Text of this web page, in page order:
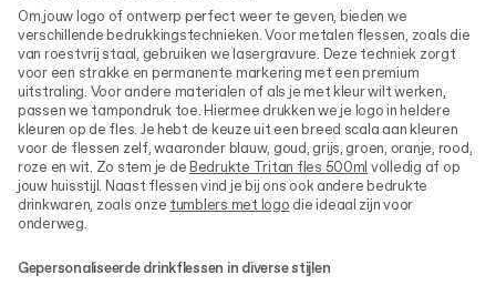
Om jouw logo of ontwerp perfect weer te geven, bieden we
verschillende bedrukkingstechnieken. Voor metalen flessen, zoals die
van roestvrij staal, gebruiken we lasergravure. Deze techniek zorgt
voor een strakke en permanente markering met een premium
uitstraling. Voor andere materialen of als je met kleur wilt werken,
passen we tampondruk toe. Hiermee drukken we je logo in heldere
kleuren op de fles. Je hebt de keuze uit een breed scala aan kleuren
voor de flessen zelf, waaronder blauw, goud, grijs, groen, oranje, rood,
roze en wit. Zo stem je deBedrukte Tritan fles 500ml volledig af op
jouw huisstijl. Naast flessen vind je bij ons ook andere bedrukte
drinkwaren, zoals onze tumblers met logo die ideaal zijn voor
onderweg.
Gepersonaliseerde drinkflessen in diverse stijlen